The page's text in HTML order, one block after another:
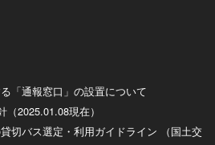
「通報窓口」の設置について
2025.01.08現在）
切バス選定・利用ガイドライン （国土交